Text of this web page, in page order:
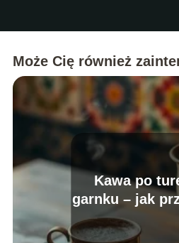
Może Cię również
Kawa po
garnku – jak